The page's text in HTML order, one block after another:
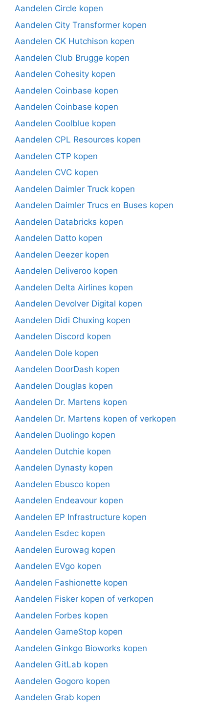
Aandelen Circle kopen
Aandelen City Transformer kopen
Aandelen CK Hutchison kopen
Aandelen Club Brugge kopen
Aandelen Cohesity kopen
Aandelen Coinbase kopen
Aandelen Coinbase kopen
Aandelen Coolblue kopen
Aandelen CPL Resources kopen
Aandelen CTP kopen
Aandelen CVC kopen
Aandelen Daimler Truck kopen
Aandelen Daimler Trucs en Buses kopen
Aandelen Databricks kopen
Aandelen Datto kopen
Aandelen Deezer kopen
Aandelen Deliveroo kopen
Aandelen Delta Airlines kopen
Aandelen Devolver Digital kopen
Aandelen Didi Chuxing kopen
Aandelen Discord kopen
Aandelen Dole kopen
Aandelen DoorDash kopen
Aandelen Douglas kopen
Aandelen Dr. Martens kopen
Aandelen Dr. Martens kopen of verkopen
Aandelen Duolingo kopen
Aandelen Dutchie kopen
Aandelen Dynasty kopen
Aandelen Ebusco kopen
Aandelen Endeavour kopen
Aandelen EP Infrastructure kopen
Aandelen Esdec kopen
Aandelen Eurowag kopen
Aandelen EVgo kopen
Aandelen Fashionette kopen
Aandelen Fisker kopen of verkopen
Aandelen Forbes kopen
Aandelen GameStop kopen
Aandelen Ginkgo Bioworks kopen
Aandelen GitLab kopen
Aandelen Gogoro kopen
Aandelen Grab kopen